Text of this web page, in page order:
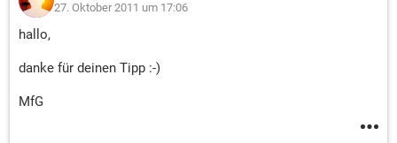
27. Oktober 2011 um 17:06
hallo,
danke für deinen Tipp :-)
MfG